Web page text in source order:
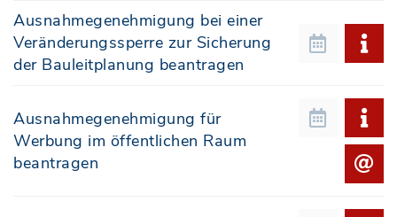
Ausnahmegenehmigung bei einer
Veränderungssperre zur Sicherung
der Bauleitplanung beantragen
Ausnahmegenehmigung für
Werbung im öffentlichen Raum
beantragen